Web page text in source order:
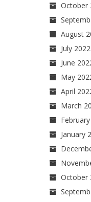
October
August
July 2022
June
May
April
March
January
October